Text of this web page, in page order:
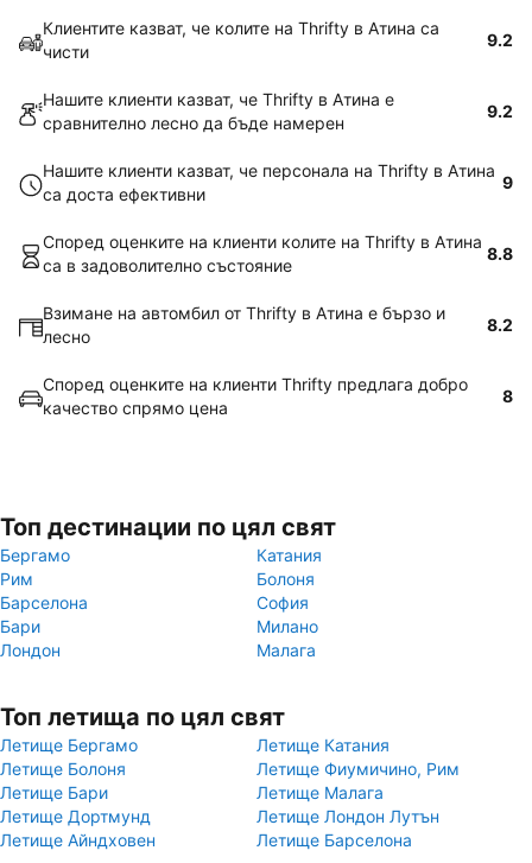
Клиентите казват, че колите на Thrifty в Атина са
чисти
9.2
Нашите клиенти казват, че Thrifty в Атина е
сравнително лесно да бъде намерен
9.2
Нашите клиенти казват, че персонала на Thrifty в Атина
са доста ефективни
9
Според оценките на клиенти колите на Thrifty в Атина
са в задоволително състояние
8.8
Взимане на автомбил от Thrifty в Атина е бързо и
лесно
8.2
Според оценките на клиенти Thrifty предлага добро
качество спрямо цена
8
Топ дестинации по цял свят
Бергамо
Катания
Рим
Болоня
Барселона
София
Бари
Милано
Лондон
Малага
Топ летища по цял свят
Летище Бергамо
Летище Катания
Летище Болоня
Летище Фиумичино, Рим
Летище Бари
Летище Малага
Летище Дортмунд
Летище Лондон Лутън
Летище Айндховен
Летище Барселона